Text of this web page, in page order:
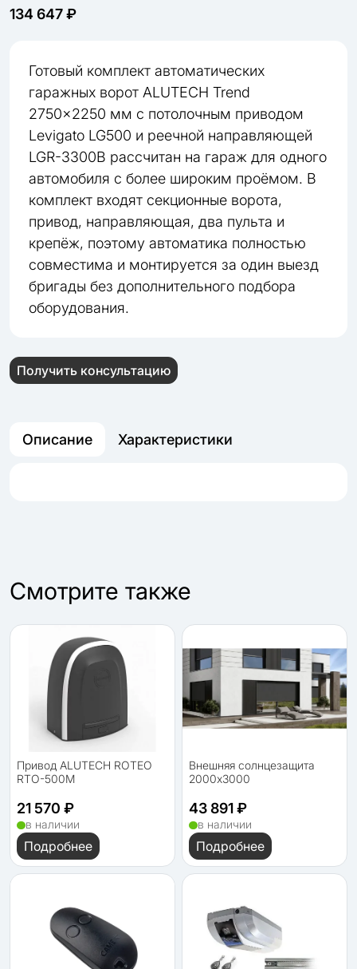
134 647 ₽
Готовый комплект автоматических
гаражных ворот ALUTECH Trend
2750×2250 мм с потолочным приводом
Levigato LG500 и реечной направляющей
LGR-3300B рассчитан на гараж для одного
автомобиля с более широким проёмом. В
комплект входят секционные ворота,
привод, направляющая, два пульта и
крепёж, поэтому автоматика полностью
совместима и монтируется за один выезд
бригады без дополнительного подбора
оборудования.
Получить консультацию
Описание Характеристики
Cмотрите также
Привод ALUTECH ROTEO
RTO-500М
21 570 ₽
в наличии
Подробнее
Внешняя солнцезащита
2000х3000
43 891 ₽
в наличии
Подробнее